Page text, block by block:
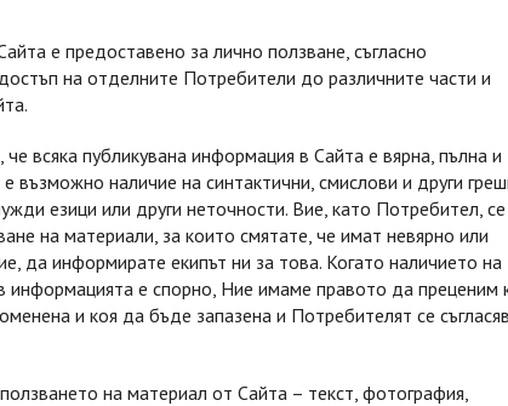
е предоставено за лично ползване, съгласно
на отделните Потребители до различните части и
всяка публикувана информация в Сайта е вярна, пълна и
възможно наличие на синтактични, смислови и други
езици или други неточности. Вие, като Потребител, се
на материали, за които смятате, че имат невярно или
да информирате екипът ни за това. Когато наличието на
информацията е спорно, Ние имаме правото да преценим
и коя да бъде запазена и Потребителят се
на материал от Сайта – текст, фотография,